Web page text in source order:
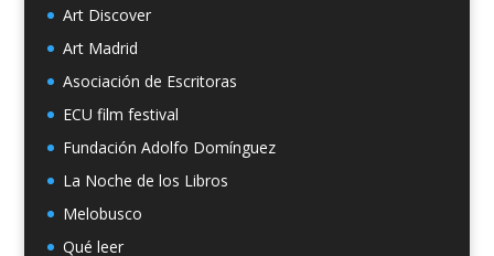
Art Discover
Art Madrid
Asociación de Escritoras
ECU film festival
Fundación Adolfo Domínguez
La Noche de los Libros
Melobusco
Qué leer